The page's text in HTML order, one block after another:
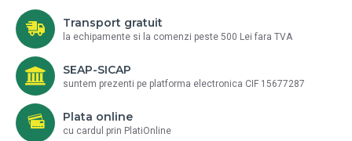
Transport gratuit
la echipamente si la comenzi peste 500 Lei fara TVA
SEAP-SICAP
suntem prezenti pe platforma electronica CIF 15677287
Plata online
cu cardul prin PlatiOnline